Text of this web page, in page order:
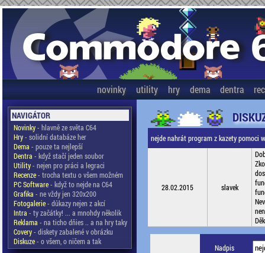
novinky utility hry dema dentra
NAVIGÁTOR
Novinky- hlavně ze světa C64
Hry- solidní databáze her
Dema - pouze ta nejlepší
Dentra - když stačí jeden soubor
Utility- nejen pro práci a legraci
Recenze- trocha textu o všem možném
PC Software- když to nejde na C64
Grafika - ne vždy jen 320x200
Fotogalerie- důkazy nejen z akcí
Intra - ty začátky! ... a mnohdy několik
Reklama - na ticho dňies .. a na hry taky
Covery- diskety zabalené v obrázku
Diskuze- o všem, o ničem a tak
nejde nahrát program z kazety pomoci
28.02.2015 slavek
Nadpis